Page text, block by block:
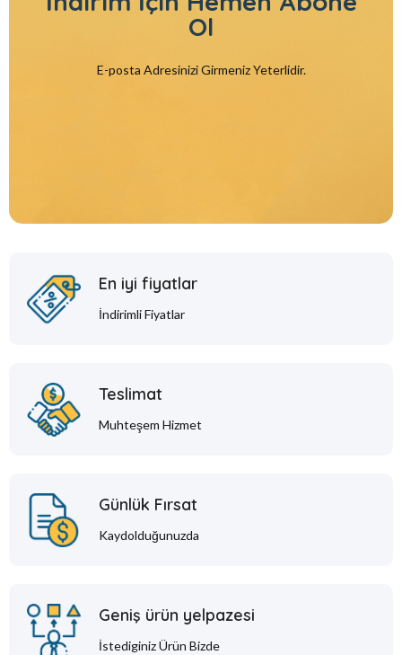
Ol
E-posta Adresinizi Girmeniz Yeterlidir.
En iyi fiyatlar
İndirimli Fiyatlar
Teslimat
Muhteşem Hizmet
Günlük Fırsat
Kaydolduğunuzda
Geniş ürün yelpazesi
İstediginiz Ürün Bizde